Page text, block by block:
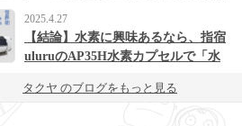
2025.4.27
【結論】水素に興味あるなら、指宿
uluruのAP35H水素カプセルで「水
タクヤ のブログをもっと見る